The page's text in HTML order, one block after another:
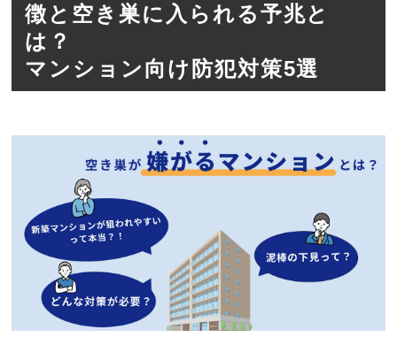
徴と空き巣に入られる予兆と
は？
マンション向け防犯対策5選